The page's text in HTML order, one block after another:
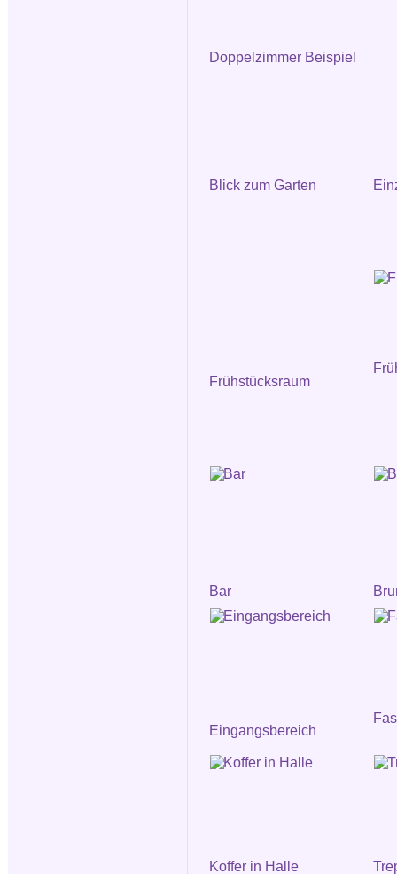
Doppelzimmer Beispiel
Blick zum Garten
Frühstücksraum
Bar
Eingangsbereich
Koffer in Halle